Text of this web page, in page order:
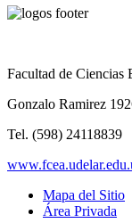
Facultad de Ciencias
Gonzalo Ramirez
Tel. (598) 24118839
Mapa del Sitio
Área Privada